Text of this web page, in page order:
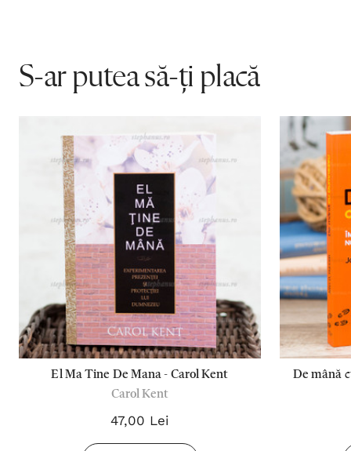
S-ar putea să-ți placă
El Ma Tine De Mana - Carol Kent
Carol Kent
47,00 Lei
De mână